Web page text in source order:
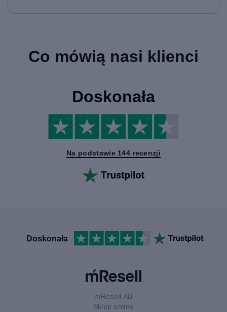
Co mówią nasi klienci
Doskonała
Na podstawie 144 recenzji
Doskonała
mResell AB
Sklep online